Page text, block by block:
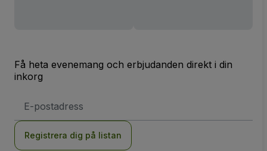
Få heta evenemang och erbjudanden direkt i din
inkorg
postadress
Registrera dig på listan